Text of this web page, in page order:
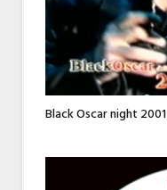
Black Oscar night 2001